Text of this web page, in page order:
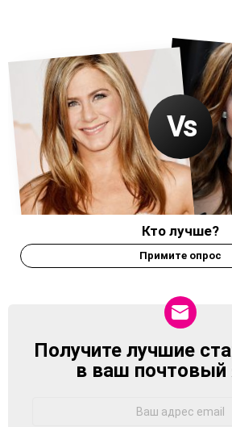
Кто лучше?
Примите опрос
NEWSLETTER
Получите лучшие
в ваш